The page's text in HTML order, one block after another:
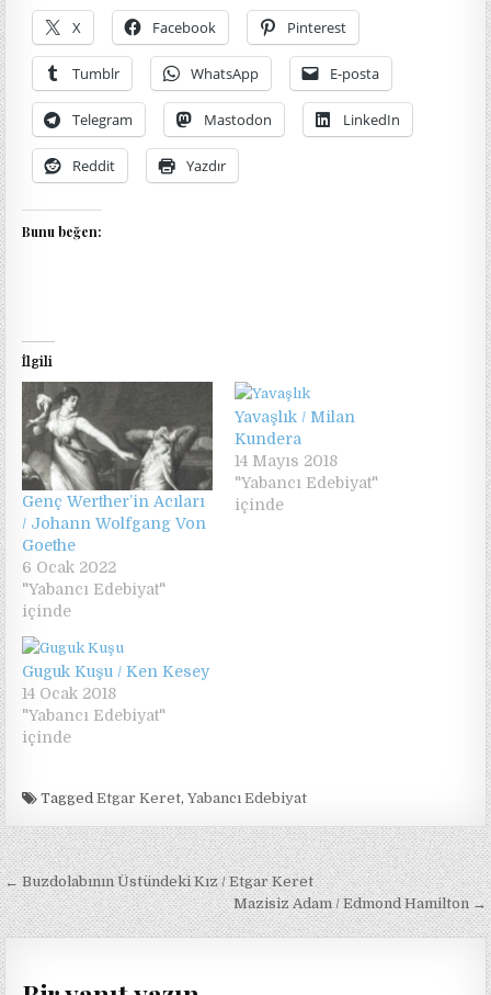
X Facebook Pinterest
Tumblr WhatsApp E-posta
Telegram Mastodon LinkedIn
Reddit Yazdır
Bunu beğen:
İlgili
Genç Werther’in Acıları
/ Johann Wolfgang Von
Goethe
6 Ocak 2022
"Yabancı Edebiyat"
içinde
Yavaşlık / Milan
Kundera
14 Mayıs 2018
"Yabancı Edebiyat"
içinde
Guguk Kuşu / Ken Kesey
14 Ocak 2018
"Yabancı Edebiyat"
içinde
TaggedEtgar Keret,Yabancı Edebiyat
Yazı
gezinmesi
← Buzdolabının Üstündeki Kız / Etgar Keret
Mazisiz Adam / Edmond Hamilton →